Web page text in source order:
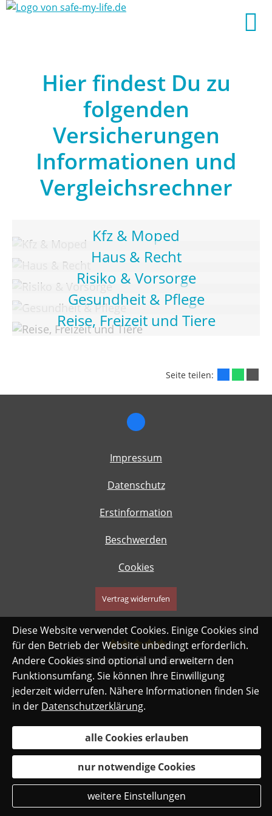
Hier findest Du zu
folgenden
Versicherungen
Informationen und
Vergleichsrechner
Kfz & Moped
Haus & Recht
Risiko & Vorsorge
Gesundheit & Pflege
Reise, Freizeit und Tiere
Seite teilen:
Impressum
Datenschutz
Erstinformation
Beschwerden
Cookies
Vertrag widerrufen
safe-my-life.de
95Bewertungen auf ProvenExpert.com
Diese Website verwendet Cookies. Einige Cookies sind
für den Betrieb der Website unbedingt erforderlich.
Andere Cookies sind optional und erweitern den
Funktionsumfang. Sie können Ihre Einwilligung
jederzeit widerrufen. Nähere Informationen finden Sie
in der Datenschutzerklärung.
alle Cookies erlauben
nur notwendige Cookies
weitere Einstellungen